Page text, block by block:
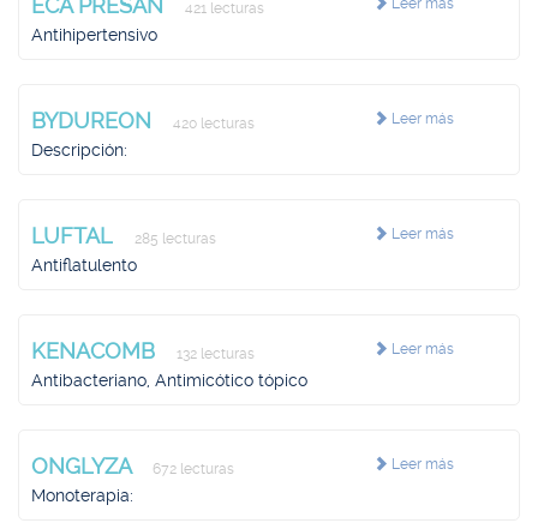
Leer más
ECA PRESAN 421 lecturas
Antihipertensivo
Leer más
BYDUREON 420 lecturas
Descripción:
Leer más
LUFTAL 285 lecturas
Antiflatulento
Leer más
KENACOMB 132 lecturas
Antibacteriano, Antimicótico tópico
Leer más
ONGLYZA 672 lecturas
Monoterapia: